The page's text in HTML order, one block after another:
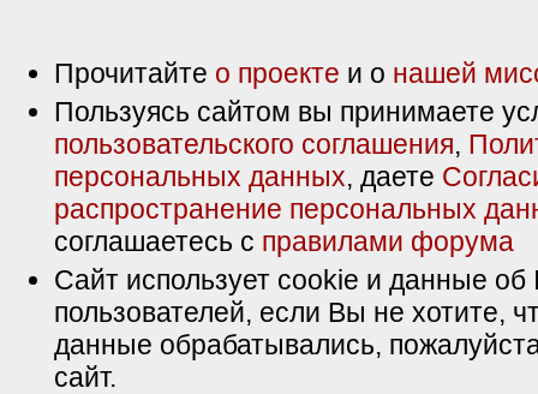
Прочитайте о проекте и о нашей
Пользуясь сайтом вы принимаете
пользовательского соглашения,
персональных данных, даете
распространение персональных
соглашаетесь с правилами форума
Сайт использует cookie и данные об
пользователей, если Вы не хотите,
данные обрабатывались,
сайт.